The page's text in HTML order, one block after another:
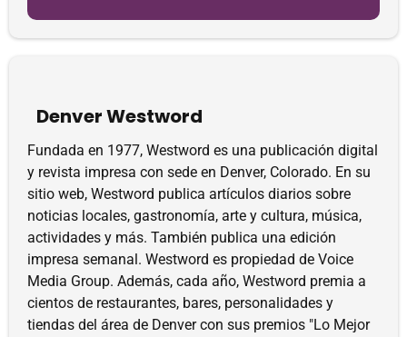
Denver Westword
Fundada en 1977, Westword es una publicación digital
y revista impresa con sede en Denver, Colorado. En su
sitio web, Westword publica artículos diarios sobre
noticias locales, gastronomía, arte y cultura, música,
actividades y más. También publica una edición
impresa semanal. Westword es propiedad de Voice
Media Group. Además, cada año, Westword premia a
cientos de restaurantes, bares, personalidades y
tiendas del área de Denver con sus premios "Lo Mejor